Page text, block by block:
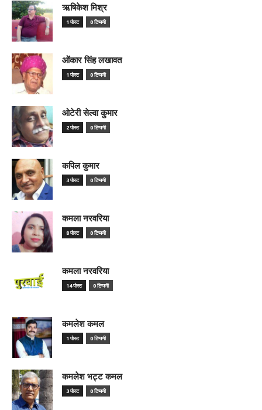
ऋषिकेश मिश्र
1 पोस्ट 0 टिप्पणी
ओंकार सिंह लखावत
1 पोस्ट 0 टिप्पणी
ओटेरी सेल्वा कुमार
2 पोस्ट 0 टिप्पणी
कपिल कुमार
3 पोस्ट 0 टिप्पणी
कमला नरवरिया
8 पोस्ट 0 टिप्पणी
कमला नरवरिया
14 पोस्ट 0 टिप्पणी
कमलेश कमल
1 पोस्ट 0 टिप्पणी
कमलेश भट्ट कमल
3 पोस्ट 0 टिप्पणी